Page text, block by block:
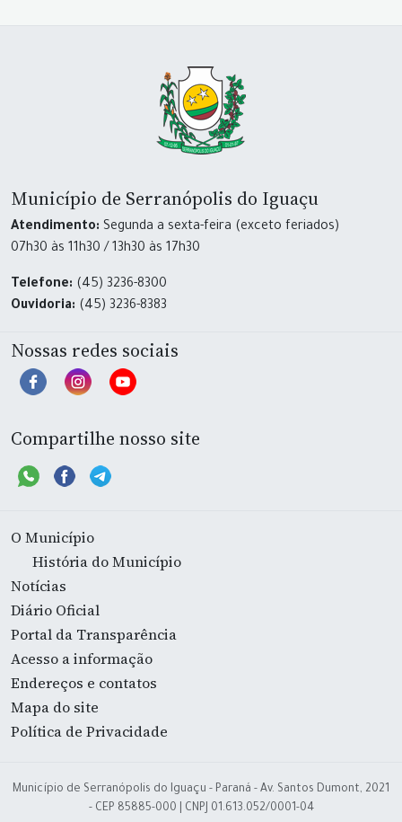
Município de Serranópolis do Iguaçu
Atendimento: Segunda a sexta-feira (exceto feriados)
07h30 às 11h30 / 13h30 às 17h30
Telefone: (45) 3236-8300
Ouvidoria: (45) 3236-8383
Nossas redes sociais
Compartilhe nosso site
O Município
História do Município
Notícias
Diário Oficial
Portal da Transparência
Acesso a informação
Endereços e contatos
Mapa do site
Política de Privacidade
Município de Serranópolis do Iguaçu - Paraná - Av. Santos Dumont, 2021
- CEP 85885-000 | CNPJ 01.613.052/0001-04